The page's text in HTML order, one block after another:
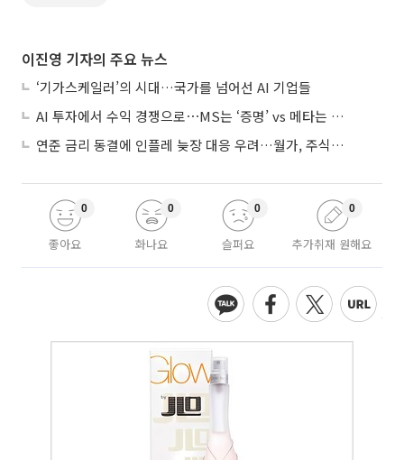
이진영 기자의 주요 뉴스
‘기가스케일러’의 시대…국가를 넘어선 AI 기업들
AI 투자에서 수익 경쟁으로⋯MS는 ‘증명’ vs 메타는 ‘숙제’
연준 금리 동결에 인플레 늦장 대응 우려…월가, 주식도 채권도 던졌다
좋아요
0
화나요
0
슬퍼요
0
추가취재 원해요
0